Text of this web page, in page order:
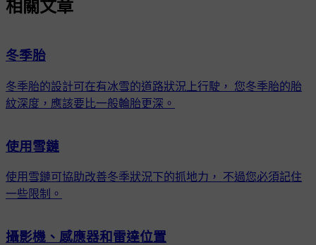
相關文章
冬季胎
冬季胎的設計可在有冰雪的道路狀況上行駛， 您冬季胎的胎
紋深度，應該要比一般輪胎更深。
使用雪鏈
使用雪鏈可協助改善冬季狀況下的抓地力， 不過您必須記住
一些限制。
攝影機、感應器和雷達位置